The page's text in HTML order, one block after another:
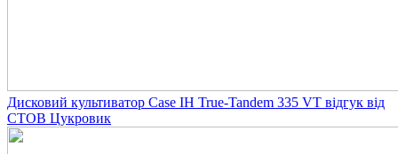
Дисковий культиватор Case IH True-Tandem 335 VT відгук від
СТОВ Цукровик